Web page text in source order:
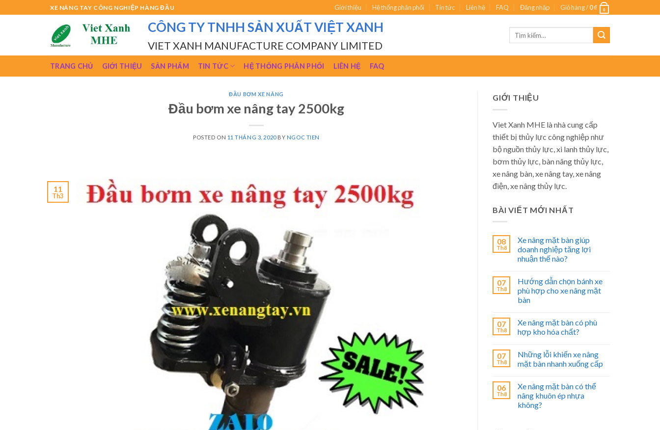
to
XE NÂNG TAY CÔNG NGHIỆP HÀNG ĐẦU Giới thiệu Hệ thống phân phối Tin tức Liên hệ FAQ Đăng nhập Giỏ hàng /0₫ 0
CÔNG TY TNHH SẢN XUẤT VIỆT XANH
VIET XANH MANUFACTURE COMPANY LIMITED
TRANG CHỦ GIỚI THIỆU SẢN PHẨM TIN TỨC HỆ THỐNG PHÂN PHỐI LIÊN HỆ FAQ
ĐẦU BƠM XE NÂNG
Đầu bơm xe nâng tay 2500kg
POSTED ON 11 THÁNG 3, 2020BY NGOC TIEN
11
Th3
GIỚI THIỆU
Viet Xanh MHE là nhà cung cấp
thiết bị thủy lực công nghiệp như
bộ nguồn thủy lực, xi lanh thủy lực,
bơm thủy lực, bàn nâng thủy lực,
xe nâng bàn, xe nâng tay, xe nâng
điện, xe nâng thủy lực.
BÀI VIẾT MỚI NHẤT
08
Th8
Xe nâng mặt bàn giúp
doanh nghiệp tăng lợi
nhuận thế nào?
07
Th8
Hướng dẫn chọn bánh xe
phù hợp cho xe nâng mặt
bàn
07
Th8
Xe nâng mặt bàn có phù
hợp kho hóa chất?
07
Th8
Những lỗi khiến xe nâng
mặt bàn nhanh xuống cấp
06
Th8
Xe nâng mặt bàn có thể
nâng khuôn ép nhựa
không?